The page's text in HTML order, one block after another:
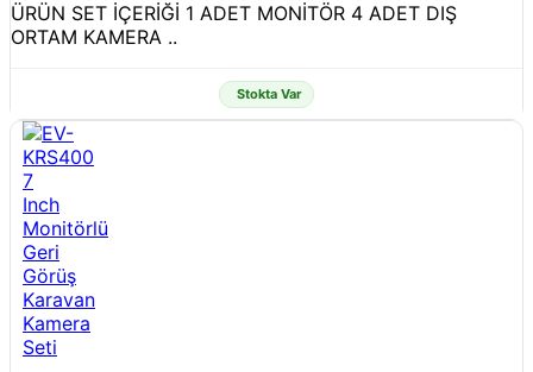
ÜRÜN SET İÇERİĞİ 1 ADET MONİTÖR 4 ADET DIŞ
ORTAM KAMERA ..
Stokta Var